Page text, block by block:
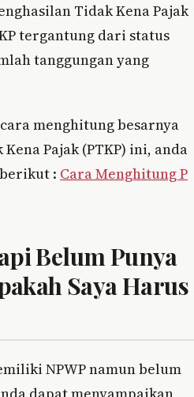
Tidak Kena Pajak
tergantung dari status
tanggungan yang
menghitung besarnya
Pajak (PTKP) ini, anda
: Cara Menghitung P
Belum Punya
Saya Harus
NPWP namun belum